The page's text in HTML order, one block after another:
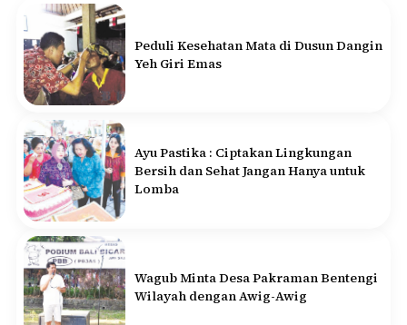
Peduli Kesehatan Mata di Dusun Dangin
Yeh Giri Emas
Ayu Pastika : Ciptakan Lingkungan
Bersih dan Sehat Jangan Hanya untuk
Lomba
Wagub Minta Desa Pakraman Bentengi
Wilayah dengan Awig-Awig